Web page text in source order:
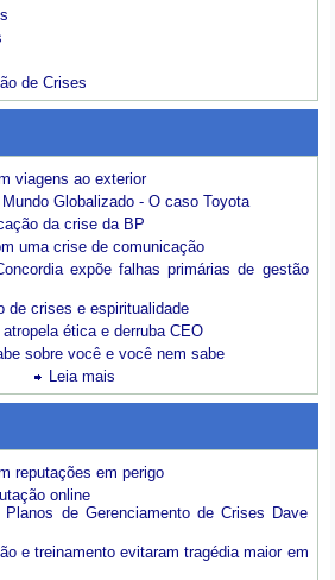
de Crises
viagens ao exterior
Globalizado - O caso Toyota
da crise da BP
uma crise de comunicação
expõe falhas primárias de gestão
de crises e espiritualidade
ética e derruba CEO
sobre você e você nem sabe
Leia mais
reputações em perigo
online
de Gerenciamento de Crises Dave
e treinamento evitaram tragédia maior em